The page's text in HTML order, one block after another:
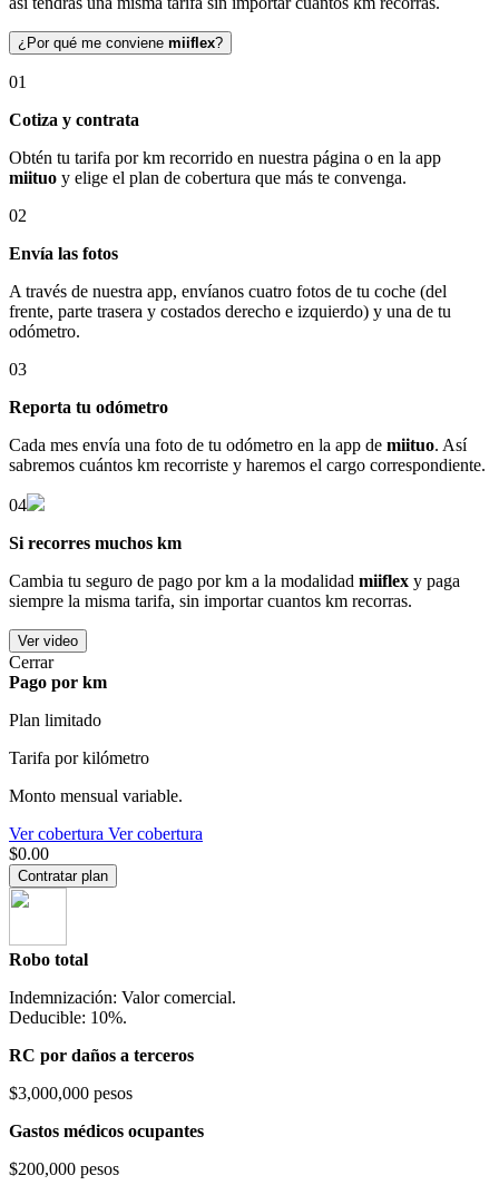
¿Por qué me conviene miiflex?
01
Cotiza y contrata
Obtén tu tarifa por km recorrido en nuestra página o en la app
miituo y elige el plan de cobertura que más te convenga.
02
Envía las fotos
A través de nuestra app, envíanos cuatro fotos de tu coche (del
frente, parte trasera y costados derecho e izquierdo) y una de tu
odómetro.
03
Reporta tu odómetro
Cada mes envía una foto de tu odómetro en la app de miituo. Así
sabremos cuántos km recorriste y haremos el cargo correspondiente.
04
Si recorres muchos km
Cambia tu seguro de pago por km a la modalidad miiflex y paga
siempre la misma tarifa, sin importar cuantos km recorras.
Ver video
Cerrar
Pago por km
Plan limitado
Tarifa por kilómetro
Monto mensual variable.
Ver cobertura Ver cobertura
$0.00
Contratar plan
Robo total
Indemnización: Valor comercial.
Deducible: 10%.
RC por daños a terceros
$3,000,000 pesos
Gastos médicos ocupantes
$200,000 pesos